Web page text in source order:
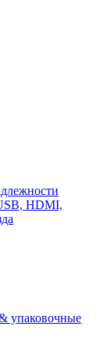
HDMI,
упаковочные